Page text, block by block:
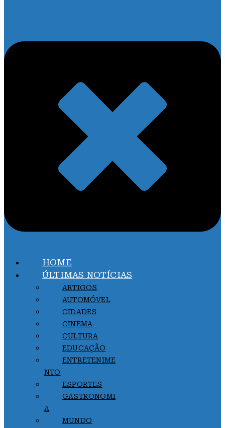
HOME
ÚLTIMAS NOTÍCIAS
ARTIGOS
AUTOMÓVEL
CIDADES
CINEMA
CULTURA
EDUCAÇÃO
ENTRETENIME
NTO
ESPORTES
GASTRONOMI
A
MUNDO